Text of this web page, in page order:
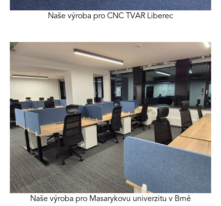
Naše výroba pro CNC TVAR Liberec
Naše výroba pro Masarykovu univerzitu v Brně